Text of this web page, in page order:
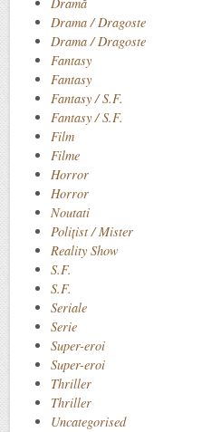
Drama / Dragoste
Drama / Dragoste
Fantasy
Fantasy
Fantasy / S.F.
Fantasy / S.F.
Film
Filme
Horror
Horror
Noutati
Polițist / Mister
Reality Show
S.F.
S.F.
Seriale
Serie
Super-eroi
Super-eroi
Thriller
Thriller
Uncategorised